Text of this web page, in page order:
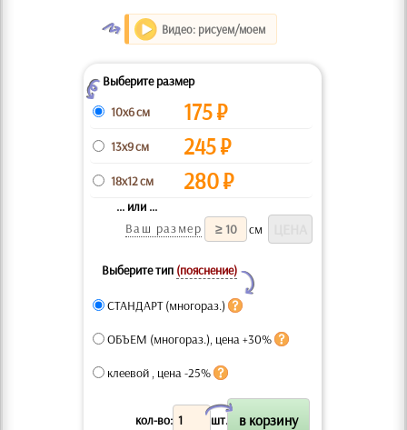
O Видео: рисуем/моем
ZВыберите размер
10x6 см
175₽
13x9 см 245₽
18x12 см 280₽
... или ...
Ваш размер
см
Выберите тип (пояснение)
Y
СТАНДАРТ (многораз.)
ОБЪЕМ (многораз.), цена +30%
клеевой , цена -25%
кол-во: шт.
X